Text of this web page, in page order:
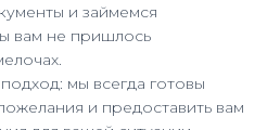
и займемся
вам не пришлось
мы всегда готовы
и предоставить вам